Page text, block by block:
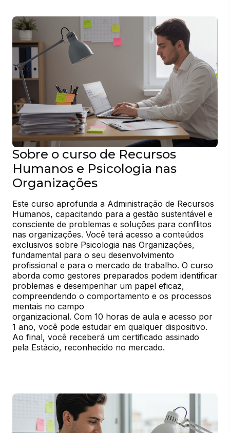
Sobre o curso de Recursos
Humanos e Psicologia nas
Organizações
Este curso aprofunda a Administração de Recursos
Humanos, capacitando para a gestão sustentável e
consciente de problemas e soluções para conflitos
nas organizações. Você terá acesso a conteúdos
exclusivos sobre Psicologia nas Organizações,
fundamental para o seu desenvolvimento
profissional e para o mercado de trabalho. O curso
aborda como gestores preparados podem identificar
problemas e desempenhar um papel eficaz,
compreendendo o comportamento e os processos
mentais no campo
organizacional. Com 10 horas de aula e acesso por
1 ano, você pode estudar em qualquer dispositivo.
Ao final, você receberá um certificado assinado
pela Estácio, reconhecido no mercado.